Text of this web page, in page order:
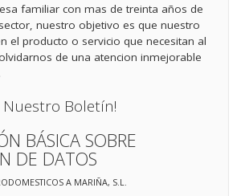
familiar con mas de treinta años de
nuestro objetivo es que nuestro
el producto o servicio que necesitan al
de una atencion inmejorable
Nuestro Boletín!
BÁSICA SOBRE
DE DATOS
A MARIÑA, S.L.